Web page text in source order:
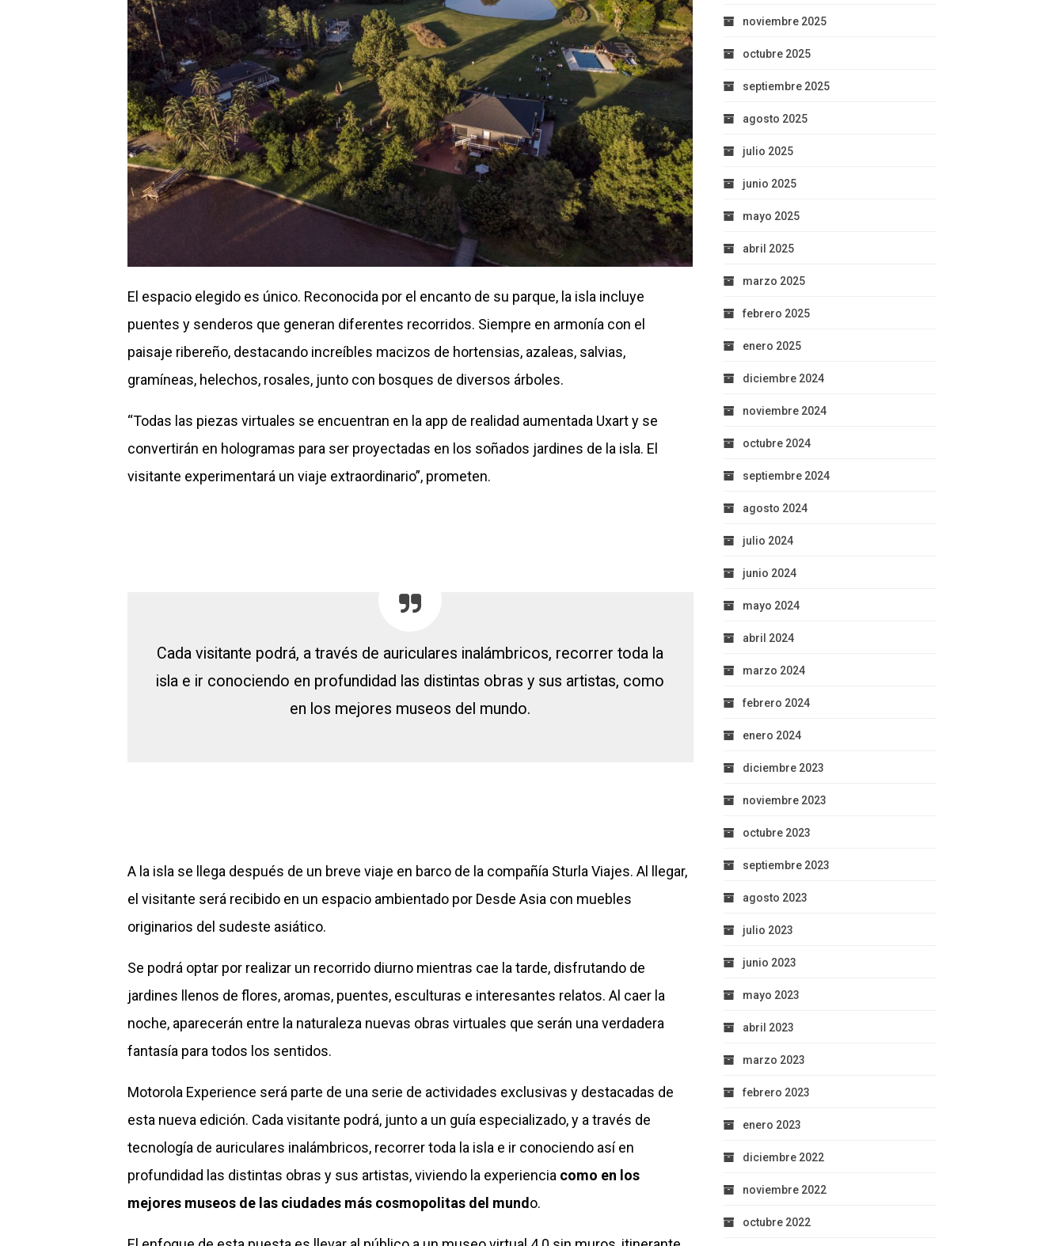
El espacio elegido es único. Reconocida por el encanto de su parque, la isla incluye
puentes y senderos que generan diferentes recorridos. Siempre en armonía con el
paisaje ribereño, destacando increíbles macizos de hortensias, azaleas, salvias,
gramíneas, helechos, rosales, junto con bosques de diversos árboles.
“Todas las piezas virtuales se encuentran en la app de realidad aumentada Uxart y se
convertirán en hologramas para ser proyectadas en los soñados jardines de la isla. El
visitante experimentará un viaje extraordinario”, prometen.
Cada visitante podrá, a través de auriculares inalámbricos, recorrer toda la
isla e ir conociendo en profundidad las distintas obras y sus artistas, como
en los mejores museos del mundo.
A la isla se llega después de un breve viaje en barco de la compañía Sturla Viajes. Al llegar,
el visitante será recibido en un espacio ambientado por Desde Asia con muebles
originarios del sudeste asiático.
Se podrá optar por realizar un recorrido diurno mientras cae la tarde, disfrutando de
jardines llenos de flores, aromas, puentes, esculturas e interesantes relatos. Al caer la
noche, aparecerán entre la naturaleza nuevas obras virtuales que serán una verdadera
fantasía para todos los sentidos.
Motorola Experience será parte de una serie de actividades exclusivas y destacadas de
esta nueva edición. Cada visitante podrá, junto a un guía especializado, y a través de
tecnología de auriculares inalámbricos, recorrer toda la isla e ir conociendo así en
profundidad las distintas obras y sus artistas, viviendo la experiencia como en los
mejores museos de las ciudades más cosmopolitas del mundo.
noviembre 2025
octubre 2025
septiembre 2025
agosto 2025
julio 2025
junio 2025
mayo 2025
abril 2025
marzo 2025
febrero 2025
enero 2025
diciembre 2024
noviembre 2024
octubre 2024
septiembre 2024
agosto 2024
julio 2024
junio 2024
mayo 2024
abril 2024
marzo 2024
febrero 2024
enero 2024
diciembre 2023
noviembre 2023
octubre 2023
septiembre 2023
agosto 2023
julio 2023
junio 2023
mayo 2023
abril 2023
marzo 2023
febrero 2023
enero 2023
diciembre 2022
noviembre 2022
octubre 2022